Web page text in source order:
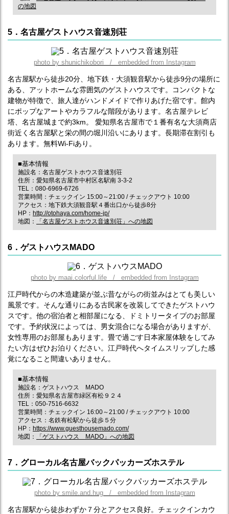
の地図
5．名古屋ゲストハウス音速別荘
photo by shunichikobori / embedded from Instagram
名古屋駅から徒歩20分、地下鉄・大須観音駅から徒歩9分の場所に
ある、アットホームな雰囲気のゲストハウスです。コンパクトな
建物が特徴で、旅人達がハンドメイドで作りあげた宿です。館内
にポップなアートやカラフルな階段があります。名古屋テレビ
塔、名古屋城まで約3km。 愛知県名古屋市で１番有名な大須商店
街近く名古屋駅と栄の間の堀川沿いにあります。長期滞在割引も
あります。無料Wi-Fiあり。
■基本情報
施設名：名古屋ゲストホウス音速別荘
住所：愛知県名古屋市中村区名駅南 3-3-2
TEL：080-6969-6726
営業時間：チェックイン 15:00～21:00 / チェックアウト 10:00
アクセス：地下鉄大須観音駅４番出口から徒歩8分
HP： http://otohaya.com/home-jp/
地図：
「名古屋ゲストホウス音速別荘」への地図
6．ゲストハウスMADO
photo by maai.colorful.life / embedded from Instagram
江戸時代からの木造建築が並ぶ昔ながらの街並みはとても美しい
風景です。そんな通りにある古民家を改装してできたゲストハウ
スです。他の宿泊者と相部屋になる、ドミトリータイプのお部屋
です。予約状況によっては、男女混合になる場合がありますが、
女性専用のお部屋もあります。畳で過ごす日本家屋体験をしてみ
たい方はぜひお泊りください。江戸時代へタイムスリップした感
覚になること間違いありません。
■基本情報
施設名：ゲストハウス MADO
住所：愛知県名古屋市緑区有松９２４
TEL：050-7516-6632
営業時間：チェックイン 16:00～21:00 / チェックアウト 10:00
アクセス：名鉄有松駅から徒歩５分
HP： https://www.guesthousemado.com/
地図：
「ゲストハウス MADO」への地図
7．グローカル名古屋バックパッカーズホステル
photo by smile.and.hug / embedded from Instagram
名古屋駅から徒歩わずか７分とアクセス良好。チェックインカウ